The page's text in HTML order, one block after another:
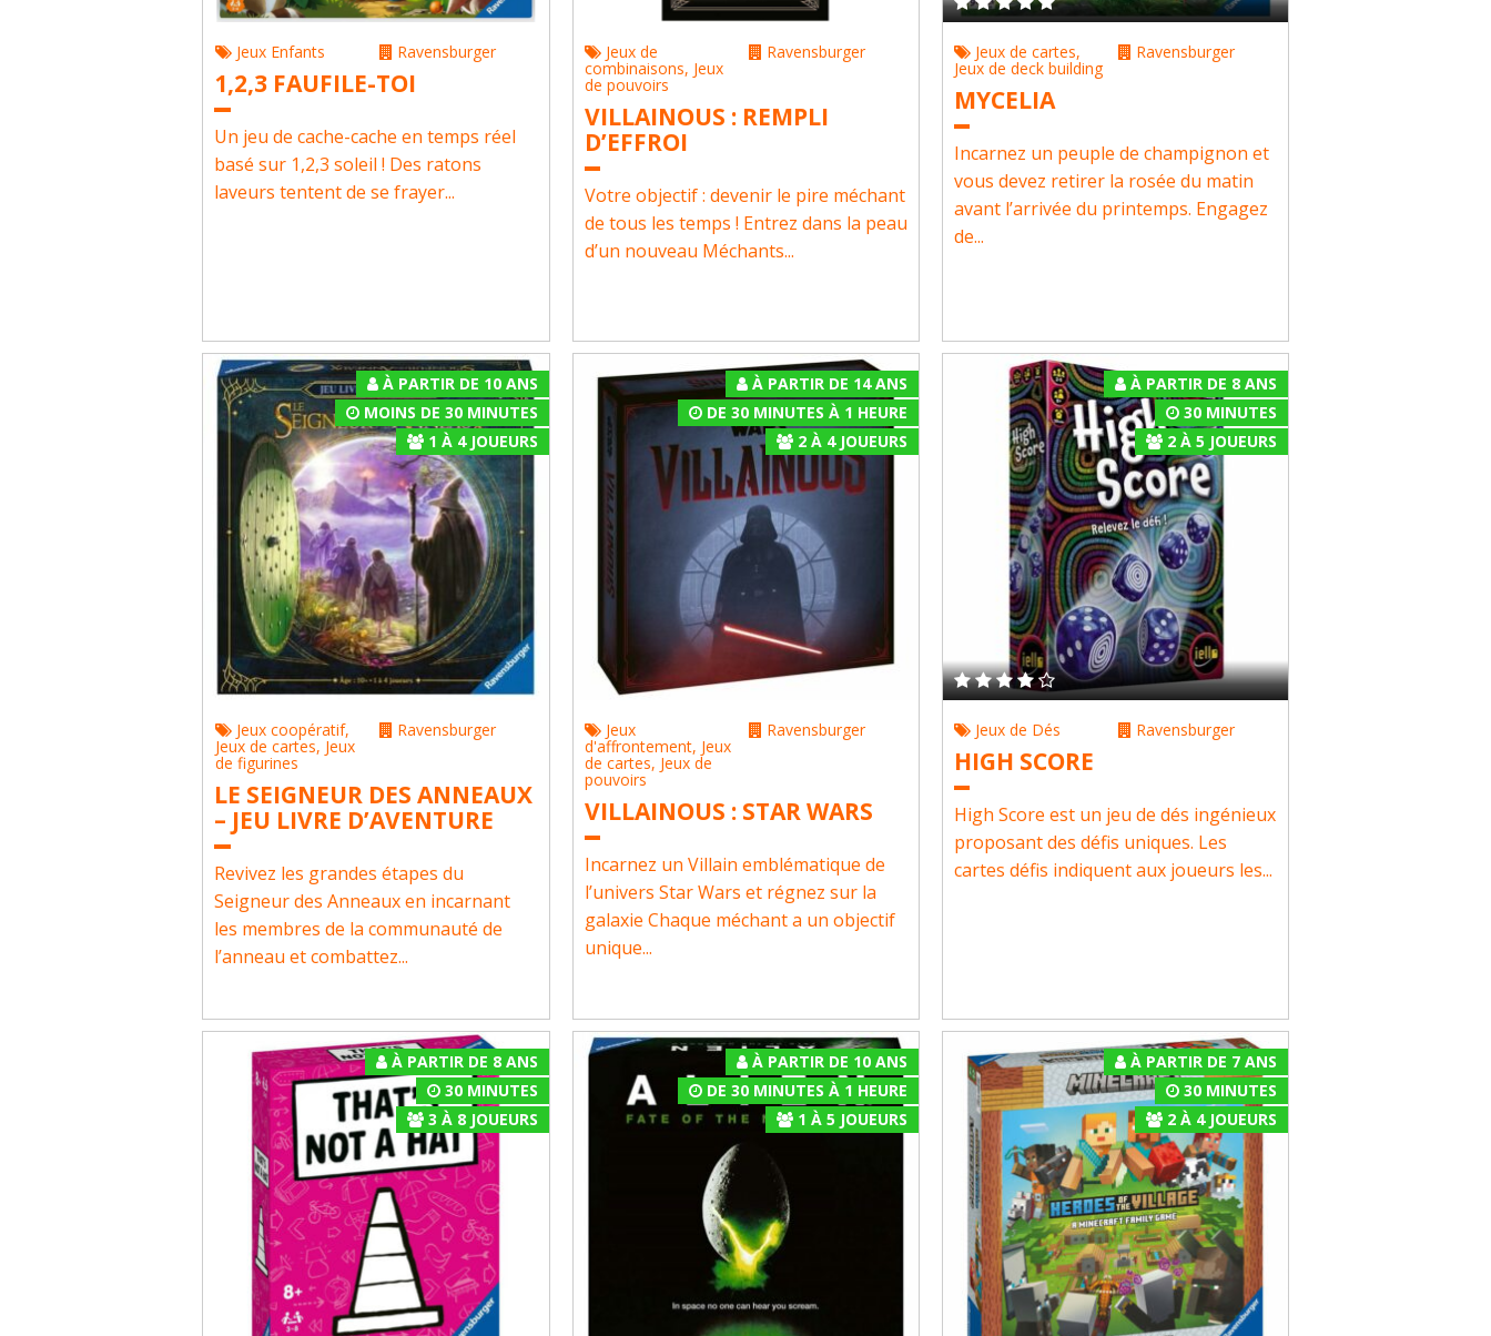
Jeux Enfants Ravensburger
1,2,3 FAUFILE-TOI
Un jeu de cache-cache en temps réel
basé sur 1,2,3 soleil ! Des ratons
laveurs tentent de se frayer...
Jeux de
combinaisons, Jeux
de pouvoirs
Ravensburger
VILLAINOUS : REMPLI
D’EFFROI
Votre objectif : devenir le pire méchant
de tous les temps ! Entrez dans la peau
d’un nouveau Méchants...
Jeux de cartes,
Jeux de deck building
Ravensburger
MYCELIA
Incarnez un peuple de champignon et
vous devez retirer la rosée du matin
avant l’arrivée du printemps. Engagez
de...
À PARTIR DE 10 ANS
MOINS DE 30 MINUTES
1 À 4JOUEURS
Jeux coopératif,
Jeux de cartes, Jeux
de figurines
Ravensburger
LE SEIGNEUR DES ANNEAUX
– JEU LIVRE D’AVENTURE
Revivez les grandes étapes du
Seigneur des Anneaux en incarnant
les membres de la communauté de
l’anneau et combattez...
À PARTIR DE 14 ANS
DE 30 MINUTES À 1 HEURE
2À 4JOUEURS
Jeux
d'affrontement, Jeux
de cartes, Jeux de
pouvoirs
Ravensburger
VILLAINOUS : STAR WARS
Incarnez un Villain emblématique de
l’univers Star Wars et régnez sur la
galaxie Chaque méchant a un objectif
unique...
À PARTIR DE 8 ANS
30 MINUTES
2À 5 JOUEURS
Jeux de Dés Ravensburger
HIGH SCORE
High Score est un jeu de dés ingénieux
proposant des défis uniques. Les
cartes défis indiquent aux joueurs les...
À PARTIR DE 8 ANS
30 MINUTES
3 À 8JOUEURS
À PARTIR DE 10 ANS
DE 30 MINUTES À 1 HEURE
1 À 5 JOUEURS
À PARTIR DE 7 ANS
30 MINUTES
2À 4JOUEURS